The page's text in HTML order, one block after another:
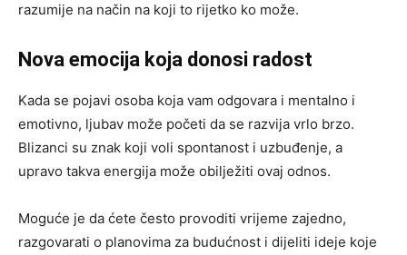
razumije na način na koji to rijetko ko može.
Nova emocija koja donosi radost
Kada se pojavi osoba koja vam odgovara i mentalno i
emotivno, ljubav može početi da se razvija vrlo brzo.
Blizanci su znak koji voli spontanost i uzbuđenje, a
upravo takva energija može obilježiti ovaj odnos.
Moguće je da ćete često provoditi vrijeme zajedno,
razgovarati o planovima za budućnost i dijeliti ideje koje